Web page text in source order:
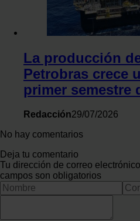
La producción
Petrobras crece
primer semestre
Redacción29/07/2026
No hay comentarios
Deja tu comentario
Tu dirección de correo
campos son obligatorios